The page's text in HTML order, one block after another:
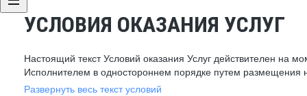
УСЛОВИЯ ОКАЗАНИЯ УСЛУГ
Настоящий текст Условий оказания Услуг действителен на
Исполнителем в одностороннем порядке путем размещения
Развернуть весь текст условий